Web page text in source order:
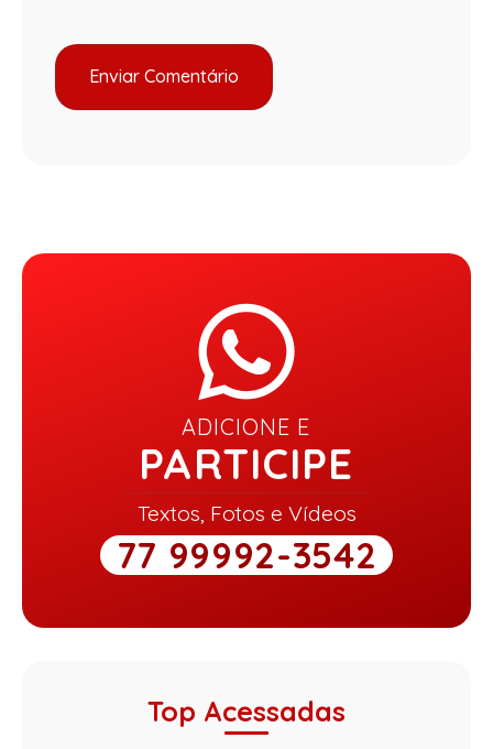
ADICIONE E
PARTICIPE
Textos, Fotos e Vídeos
77 99992-3542
Top Acessadas